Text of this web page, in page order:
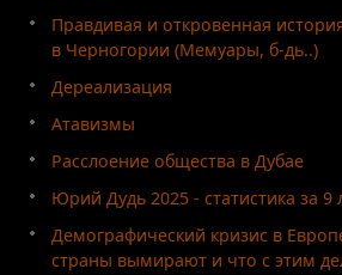
Правдивая и откровенная
в Черногории (Мемуары, б-дь..)
Дереализация
Атавизмы
Расслоение общества в Дубае
Юрий Дудь 2025 - статистика за 9
Демографический кризис в
страны вымирают и что с этим